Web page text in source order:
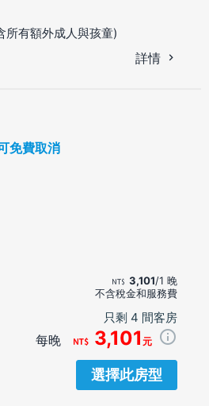
所有額外成人與孩童)
詳情
免費取消
3,101/1 晚
不含稅金和服務費
只剩 4 間客房
每晚 3,101 元
選擇此房型